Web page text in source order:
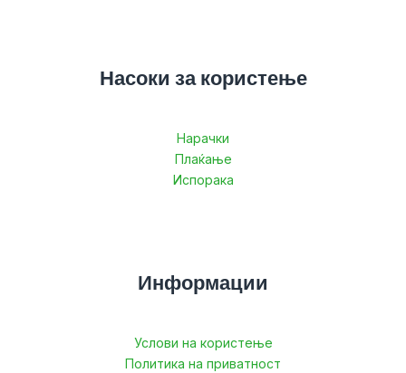
Насоки за користење
Нарачки
Плаќање
Испорака
Информации
Услови на користење
Политика на приватност